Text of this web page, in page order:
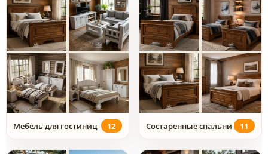
Мебель для гостиниц 12 Состаренные спальни 11